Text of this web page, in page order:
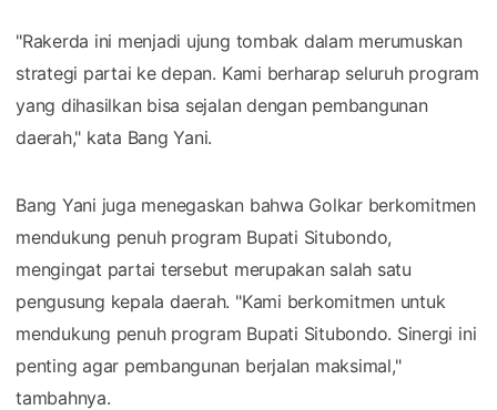
"Rakerda ini menjadi ujung tombak dalam merumuskan
strategi partai ke depan. Kami berharap seluruh program
yang dihasilkan bisa sejalan dengan pembangunan
daerah," kata Bang Yani.
Bang Yani juga menegaskan bahwa Golkar berkomitmen
mendukung penuh program Bupati Situbondo,
mengingat partai tersebut merupakan salah satu
pengusung kepala daerah. "Kami berkomitmen untuk
mendukung penuh program Bupati Situbondo. Sinergi ini
penting agar pembangunan berjalan maksimal,"
tambahnya.